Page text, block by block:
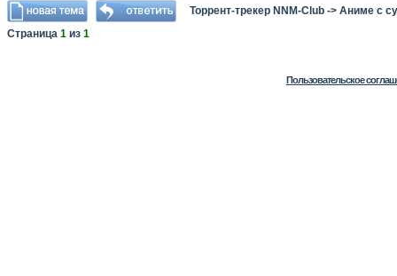
Торрент-трекер NNM-Club -> Аниме с
Страница 1 из 1
Пользовательское